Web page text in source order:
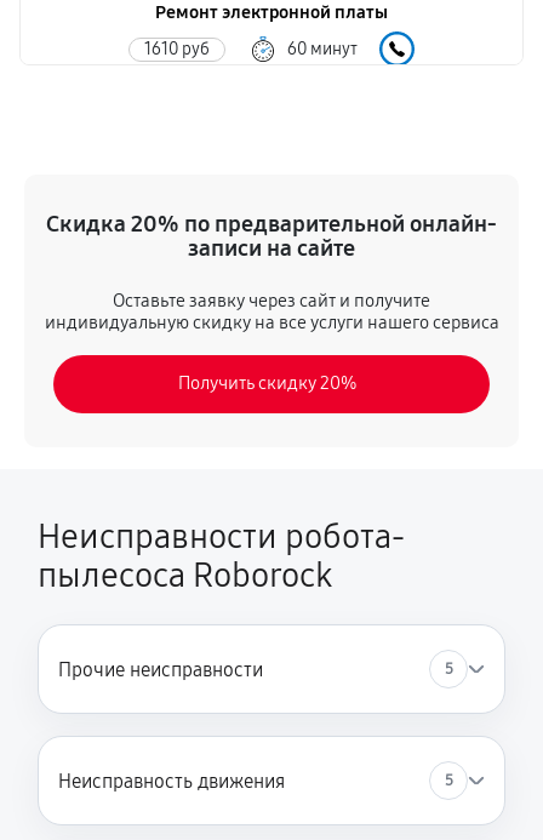
Ремонт электронной платы
1610 руб 60 минут
2300 руб 60 минут
Замена дисплея
2300 руб 60 минут
Замена фильтра
Замена электронного модуля
Чистка/восстановление контактов
400 руб
Скидка 20% по предварительной онлайн-
записи на сайте
Оставьте заявку через сайт и получите
индивидуальную скидку на все услуги нашего сервиса
Получить скидку 20%
Неисправности робота-
пылесоса Roborock
Прочие неисправности 5
Неисправность движения 5